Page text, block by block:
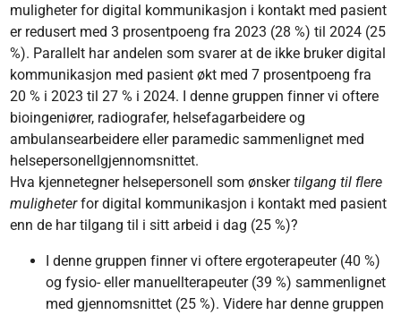
muligheter for digital kommunikasjon i kontakt med pasient
er redusert med 3 prosentpoeng fra 2023 (28 %) til 2024 (25
%). Parallelt har andelen som svarer at de ikke bruker digital
kommunikasjon med pasient økt med 7 prosentpoeng fra
20 % i 2023 til 27 % i 2024. I denne gruppen finner vi oftere
bioingeniører, radiografer, helsefagarbeidere og
ambulansearbeidere eller paramedic sammenlignet med
helsepersonellgjennomsnittet.
Hva kjennetegner helsepersonell som ønskertilgang til flere
muligheterfor digital kommunikasjon i kontakt med pasient
enn de har tilgang til i sitt arbeid i dag (25 %)?
I denne gruppen finner vi oftere ergoterapeuter (40 %)
og fysio- eller manuellterapeuter (39 %) sammenlignet
med gjennomsnittet (25 %). Videre har denne gruppen